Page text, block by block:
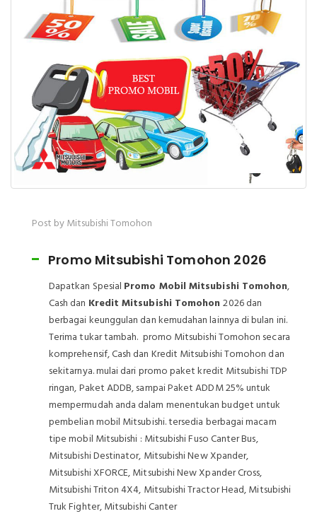
Post by Mitsubishi Tomohon
Promo Mitsubishi Tomohon 2026
Dapatkan Spesial Promo Mobil Mitsubishi Tomohon,
Cash dan Kredit Mitsubishi Tomohon2026 dan
berbagai keunggulan dan kemudahan lainnya di bulan ini.
Terima tukar tambah. promo Mitsubishi Tomohon secara
komprehensif, Cash dan Kredit Mitsubishi Tomohon dan
sekitarnya. mulai dari promo paket kredit Mitsubishi TDP
ringan, Paket ADDB, sampai Paket ADDM 25% untuk
mempermudah anda dalam menentukan budget untuk
pembelian mobil Mitsubishi. tersedia berbagai macam
tipe mobil Mitsubishi : Mitsubishi Fuso Canter Bus,
Mitsubishi Destinator, Mitsubishi New Xpander,
Mitsubishi XFORCE, Mitsubishi New Xpander Cross,
Mitsubishi Triton 4X4, Mitsubishi Tractor Head, Mitsubishi
Truk Fighter, Mitsubishi Canter